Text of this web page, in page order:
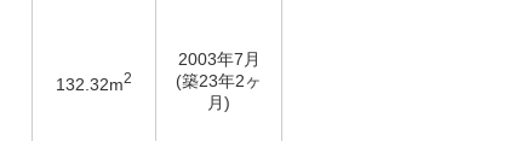
132.32m2
2003年7月
(築23年2ヶ
月)